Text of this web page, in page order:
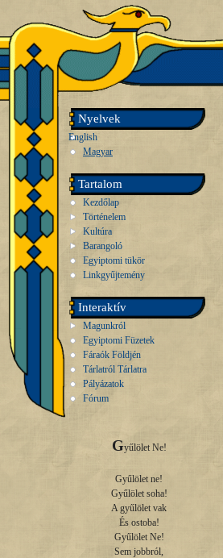
Nyelvek
English
Magyar
Tartalom
Kezdőlap
Történelem
Kultúra
Barangoló
Egyiptomi tükör
Linkgyűjtemény
Interaktív
Magunkról
Egyiptomi Füzetek
Fáraók Földjén
Tárlatról Tárlatra
Pályázatok
Fórum
Gyűlölet Ne!
Gyűlölet ne!
Gyűlölet soha!
A gyűlölet vak
És ostoba!
Gyűlölet Ne!
Sem jobbról,